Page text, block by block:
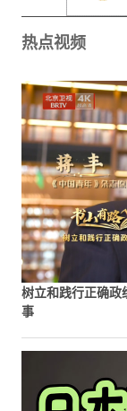
热点视频
树立和践行正确
事